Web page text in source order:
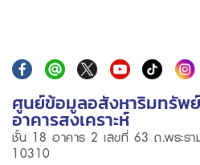
ศูนย์ข้อมูลอสังหาริมทรัพ
อาคารสงเคราะห์
ชั้น 18 อาคาร 2 เลขที่ 63 ถ.พระร
10310